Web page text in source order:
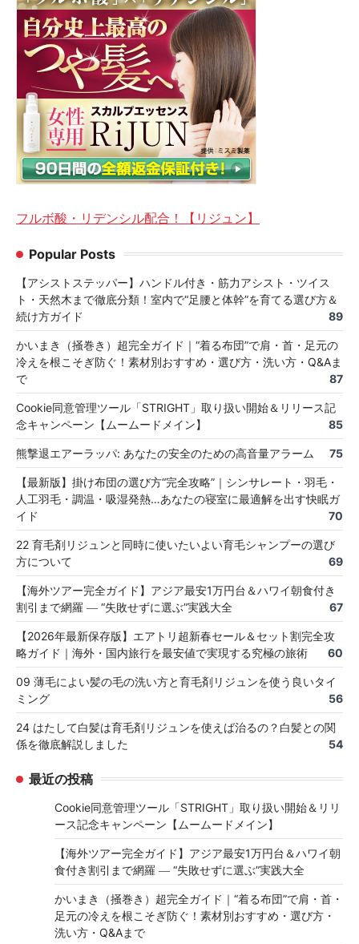
フルボ酸・リデンシル配合！【リジュン】
Popular Posts
【アシストステッパー】ハンドル付き・筋力アシスト・ツイス
ト・天然木まで徹底分類！室内で“足腰と体幹”を育てる選び方＆
続け方ガイド
89
かいまき（掻巻き）超完全ガイド｜“着る布団”で肩・首・足元の
冷えを根こそぎ防ぐ！素材別おすすめ・選び方・洗い方・Q&Aま
で
87
Cookie同意管理ツール「STRIGHT」取り扱い開始＆リリース記
念キャンペーン【ムームードメイン】
85
熊撃退エアーラッパ: あなたの安全のための高音量アラーム 75
【最新版】掛け布団の選び方“完全攻略”｜シンサレート・羽毛・
人工羽毛・調温・吸湿発熱…あなたの寝室に最適解を出す快眠ガ
イド
70
22 育毛剤リジュンと同時に使いたいよい育毛シャンプーの選び
方について
69
【海外ツアー完全ガイド】アジア最安1万円台＆ハワイ朝食付き
割引まで網羅 ― “失敗せずに選ぶ”実践大全
67
【2026年最新保存版】エアトリ超新春セール＆セット割完全攻
略ガイド｜海外・国内旅行を最安値で実現する究極の旅術
60
09 薄毛によい髪の毛の洗い方と育毛剤リジュンを使う良いタイ
ミング
56
24 はたして白髪は育毛剤リジュンを使えば治るの？白髪との関
係を徹底解説しました
54
最近の投稿
Cookie同意管理ツール「STRIGHT」取り扱い開始＆リリ
ース記念キャンペーン【ムームードメイン】
【海外ツアー完全ガイド】アジア最安1万円台＆ハワイ朝
食付き割引まで網羅 ― “失敗せずに選ぶ”実践大全
かいまき（掻巻き）超完全ガイド｜“着る布団”で肩・首・
足元の冷えを根こそぎ防ぐ！素材別おすすめ・選び方・
洗い方・Q&Aまで